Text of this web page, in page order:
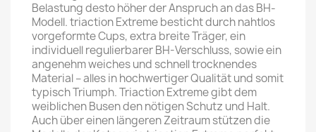
Belastung desto höher der Anspruch an das BH-
Modell. triaction Extreme besticht durch nahtlos
vorgeformte Cups, extra breite Träger, ein
individuell regulierbarer BH-Verschluss, sowie ein
angenehm weiches und schnell trocknendes
Material – alles in hochwertiger Qualität und somit
typisch Triumph. Triaction Extreme gibt dem
weiblichen Busen den nötigen Schutz und Halt.
Auch über einen längeren Zeitraum stützen die